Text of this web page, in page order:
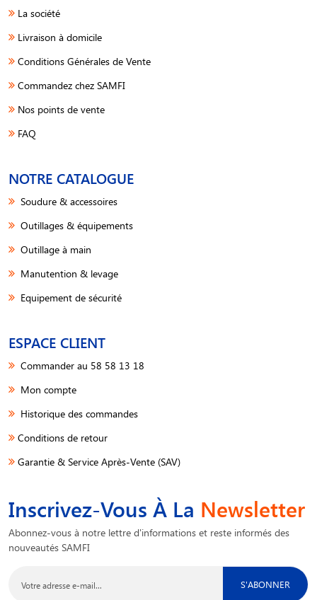
La société
Livraison à domicile
Conditions Générales de Vente
Commandez chez SAMFI
Nos points de vente
FAQ
NOTRE CATALOGUE
Soudure & accessoires
Outillages & équipements
Outillage à main
Manutention & levage
Equipement de sécurité
ESPACE CLIENT
Commander au 58 58 13 18
Mon compte
Historique des commandes
Conditions de retour
Garantie & Service Après-Vente (SAV)
Inscrivez-Vous À La Newsletter
Abonnez-vous à notre lettre d'informations et reste informés des
nouveautés SAMFI
S'ABONNER